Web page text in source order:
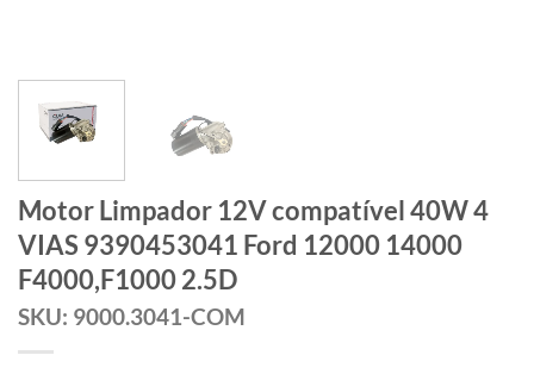
Motor Limpador 12V compatível 40W 4
VIAS 9390453041 Ford 12000 14000
F4000,F1000 2.5D
SKU: 9000.3041-COM